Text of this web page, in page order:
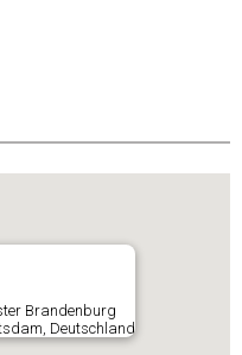
Brandenburg
Deutschland